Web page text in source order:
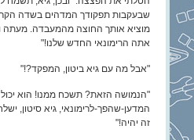
שבעקבות תפקודך המדהים בשדה
מוציא אותך החוצה מהמעבדה. מעתה
אתה הרימונאי החדש שלנו!"
"אבל מה עם גיא ביטון, המפקד?!"
"הנמושה הזאת? תשכח ממנו! הוא
המדען-שהפך-לרימונאי, גיא סיטון,
זה יהיה!"